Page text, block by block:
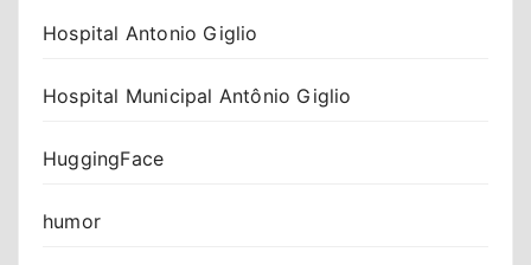
Hospital Antonio Giglio
Hospital Municipal Antônio Giglio
HuggingFace
humor